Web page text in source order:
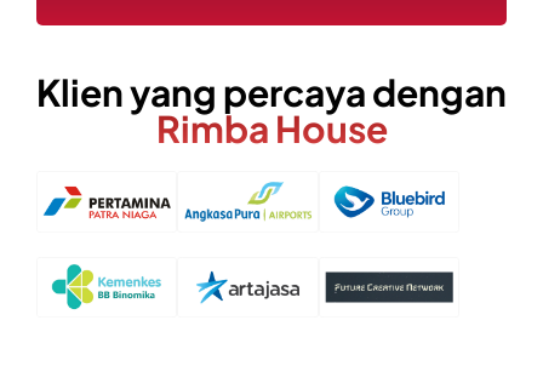
Klien yang percaya dengan
Rimba House